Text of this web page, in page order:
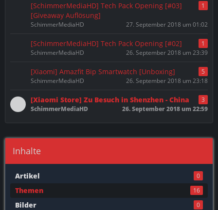
[SchimmerMediaHD] Tech Pack Opening [#03]
[Giveaway Auflösung]
1
SchimmerMediaHD 27. September 2018 um 01:02
[SchimmerMediaHD] Tech Pack Opening [#02]
1
SchimmerMediaHD
26. September 2018 um 23:39
[Xiaomi] Amazfit Bip Smartwatch [Unboxing]
5
SchimmerMediaHD
26. September 2018 um 23:18
[Xiaomi Store] Zu Besuch in Shenzhen - China
3
SchimmerMediaHD
26. September 2018 um 22:59
Inhalte
Artikel 0
Themen 16
Bilder 0